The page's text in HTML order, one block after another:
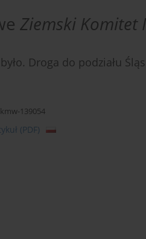
Ziemski Komitet
Droga do podziału
139054
(PDF)